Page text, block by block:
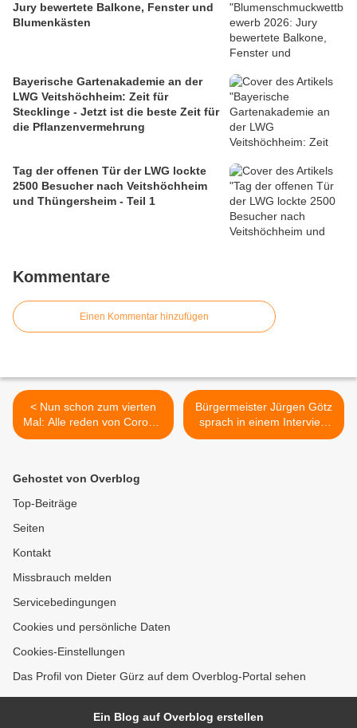
Jury bewertete Balkone, Fenster und
Blumenkästen
Bayerische Gartenakademie an der
LWG Veitshöchheim: Zeit für
Stecklinge - Jetzt ist die beste Zeit für
die Pflanzenvermehrung
Tag der offenen Tür der LWG lockte
2500 Besucher nach Veitshöchheim
und Thüngersheim - Teil 1
Kommentare
Einen Kommentar hinzufügen
< Nun schon zum vierten
Mal: Alle reden von Corona,
Veitshöchheimer Kabarettist
Bürgermeister Jürgen Götz
sprach in einem Interview
mit Würzburg Radio über
Gehostet von Overblog
Top-Beiträge
Seiten
Kontakt
Missbrauch melden
Servicebedingungen
Cookies und persönliche Daten
Cookies-Einstellungen
Das Profil von Dieter Gürz auf dem Overblog-Portal sehen
Ein Blog auf Overblog erstellen